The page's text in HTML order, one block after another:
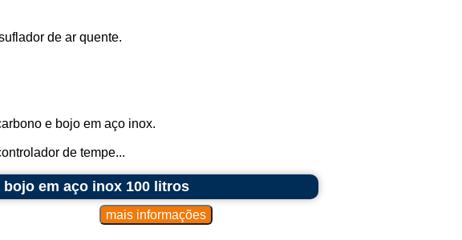
de ar quente.
e bojo em aço inox.
de tempe...
em aço inox 100 litros